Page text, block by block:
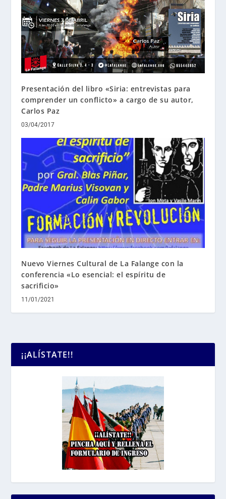
Presentación del libro «Siria: entrevistas para
comprender un conflicto» a cargo de su autor,
Carlos Paz
03/04/2017
Nuevo Viernes Cultural de La Falange con la
conferencia «Lo esencial: el espíritu de
sacrificio»
11/01/2021
¡¡ALÍSTATE!!